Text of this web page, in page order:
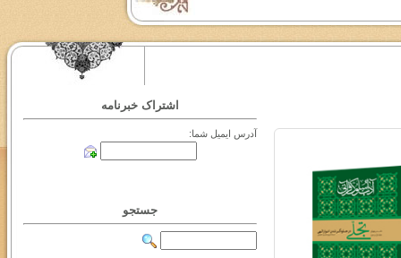
اشتراک خبرنامه
آدرس ایمیل شما:
جستجو